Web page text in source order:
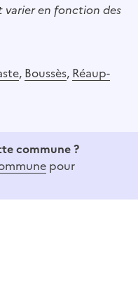
en fonction des
, Boussès, Réaup-
commune ?
pour